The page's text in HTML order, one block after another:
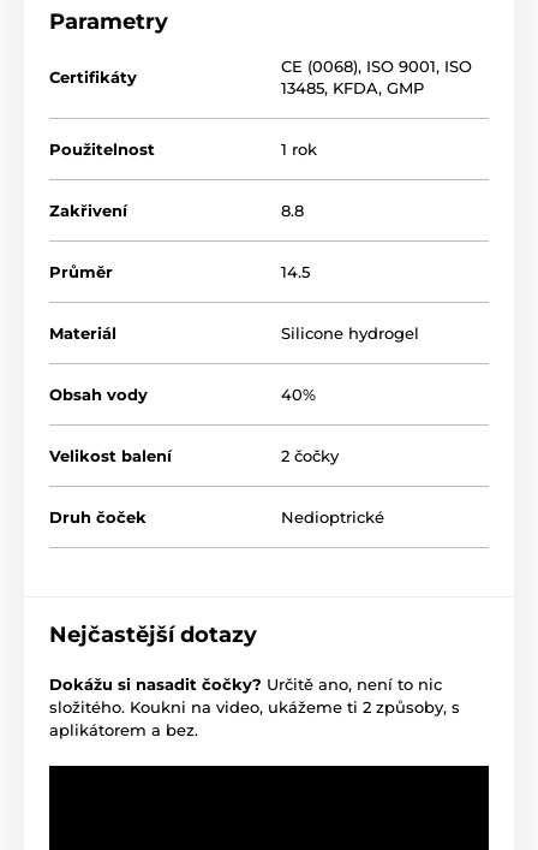
Parametry
Certifikáty
CE (0068), ISO 9001, ISO
13485, KFDA, GMP
Použitelnost 1 rok
Zakřivení 8.8
Průměr 14.5
Materiál Silicone hydrogel
Obsah vody 40%
Velikost balení 2 čočky
Druh čoček Nedioptrické
Nejčastější dotazy
Dokážu si nasadit čočky? Určitě ano, není to nic
složitého. Koukni na video, ukážeme ti 2 způsoby, s
aplikátorem a bez.